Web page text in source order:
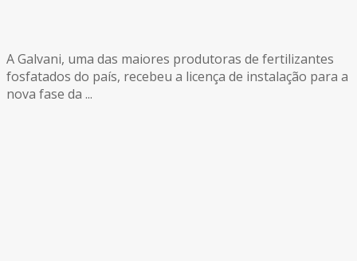
A Galvani, uma das maiores produtoras de fertilizantes
fosfatados do país, recebeu a licença de instalação para a
nova fase da ...